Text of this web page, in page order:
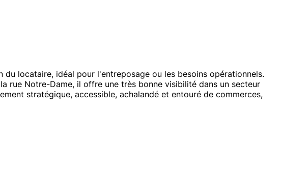
locataire, idéal pour l'entreposage ou les besoins opérationnels.
rue Notre-Dame, il offre une très bonne visibilité dans un secteur
stratégique, accessible, achalandé et entouré de commerces,